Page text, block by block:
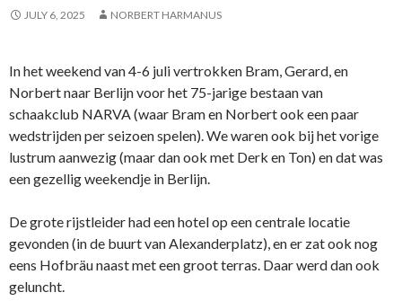
JULY 6, 2025 NORBERT HARMANUS
In het weekend van 4-6 juli vertrokken Bram, Gerard, en
Norbert naar Berlijn voor het 75-jarige bestaan van
schaakclub NARVA (waar Bram en Norbert ook een paar
wedstrijden per seizoen spelen). We waren ook bij het vorige
lustrum aanwezig (maar dan ook met Derk en Ton) en dat was
een gezellig weekendje in Berlijn.
De grote rijstleider had een hotel op een centrale locatie
gevonden (in de buurt van Alexanderplatz), en er zat ook nog
eens Hofbräu naast met een groot terras. Daar werd dan ook
geluncht.